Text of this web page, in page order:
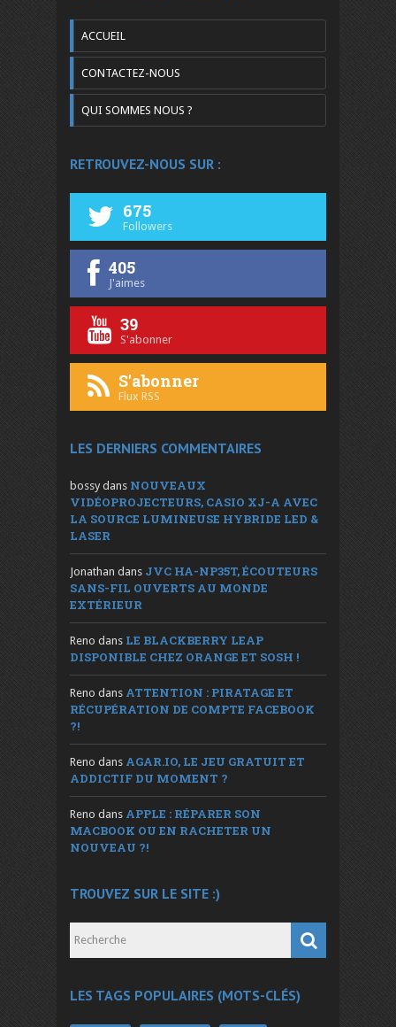
ACCUEIL
CONTACTEZ-NOUS
QUI SOMMES NOUS ?
RETROUVEZ-NOUS SUR :
675
Followers
405
J'aimes
39
S'abonner
S'abonner
Flux RSS
LES DERNIERS COMMENTAIRES
bossy dans NOUVEAUX
VIDÉOPROJECTEURS, CASIO XJ-A AVEC
LA SOURCE LUMINEUSE HYBRIDE LED &
LASER
Jonathan dans JVC HA-NP35T, ÉCOUTEURS
SANS-FIL OUVERTS AU MONDE
EXTÉRIEUR
Reno dans LE BLACKBERRY LEAP
DISPONIBLE CHEZ ORANGE ET SOSH !
Reno dans ATTENTION : PIRATAGE ET
RÉCUPÉRATION DE COMPTE FACEBOOK
?!
Reno dans AGAR.IO, LE JEU GRATUIT ET
ADDICTIF DU MOMENT ?
Reno dans APPLE : RÉPARER SON
MACBOOK OU EN RACHETER UN
NOUVEAU ?!
TROUVEZ SUR LE SITE :)
LES TAGS POPULAIRES (MOTS-CLÉS)